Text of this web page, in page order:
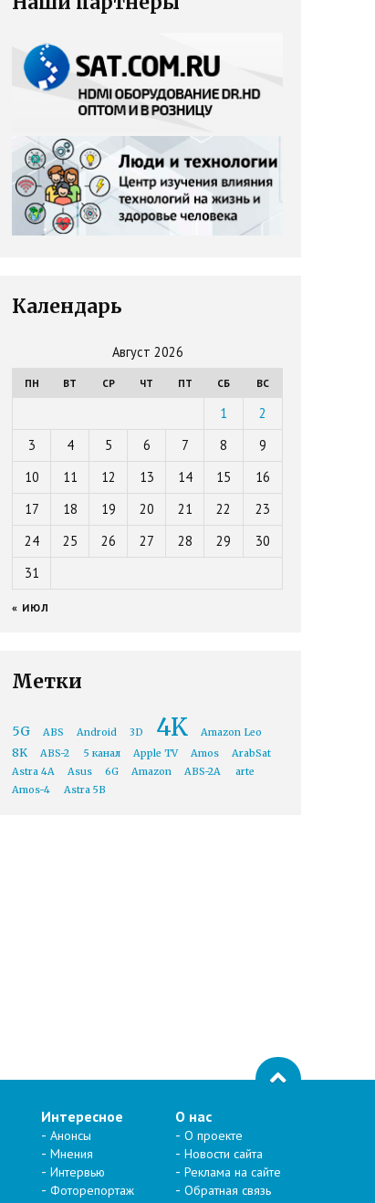
Календарь
Август 2026
ПН ВТ СР ЧТ ПТ СБ ВС
1
2
3
4 5 6 7 8
9
10
11 12 13 14 15
16
17
18 19 20 21 22
23
24
25 26 27 28 29
30
31
« ИЮЛ
Метки
5G ABS Android 3D 4K Amazon Leo
8K ABS-2 5 канал Apple TV Amos
ArabSat
Astra 4A
Asus 6G Amazon ABS-2A
arte
Amos-4
Astra 5B
Интересное
Анонсы
Мнения
Интервью
Фоторепортаж
О нас
О проекте
Новости сайта
Реклама на сайте
Обратная связь